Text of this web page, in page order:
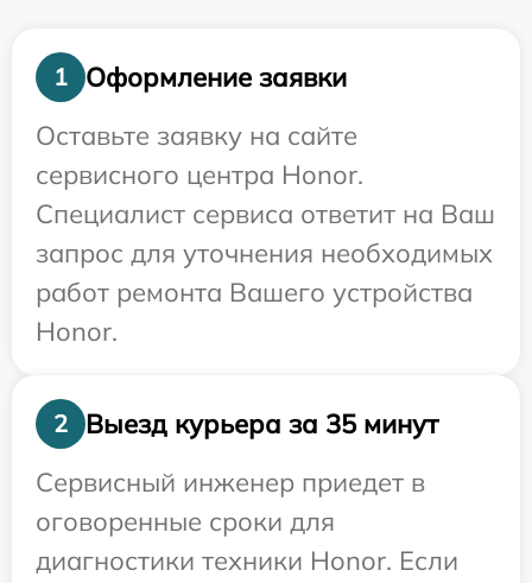
1
Оформление заявки
Оставьте заявку на сайте
сервисного центра Honor.
Специалист сервиса ответит на Ваш
запрос для уточнения необходимых
работ ремонта Вашего устройства
Honor.
2
Выезд курьера за 35 минут
Сервисный инженер приедет в
оговоренные сроки для
диагностики техники Honor. Если